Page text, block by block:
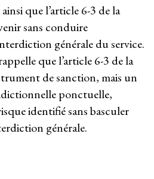
que l’article 6-3 de la
sans conduire
générale du service.
que l’article 6-3 de la
de sanction, mais un
ponctuelle,
identifié sans basculer
générale.